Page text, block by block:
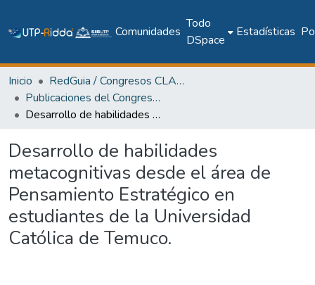
Comunidades
Todo
DSpace
Estadísticas
Inicio
RedGuia / Congresos CLABES
Publicaciones del Congreso Internacional CLABES
Desarrollo de habilidades metacognitivas desde el área de Pensamiento Estratégico en estudiantes de la Universidad Católica de Temuco.
Desarrollo de habilidades
metacognitivas desde el área de
Pensamiento Estratégico en
estudiantes de la Universidad
Católica de Temuco.